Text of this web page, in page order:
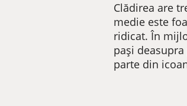
Clădirea are
medie este
ridicat. În
pași
parte din